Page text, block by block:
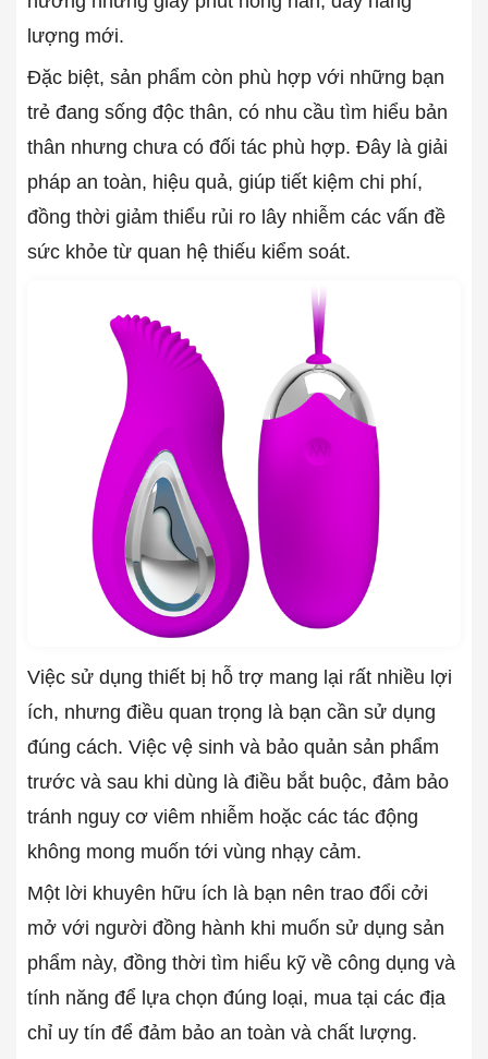
lượng mới.
Đặc biệt, sản phẩm còn phù hợp với những bạn
trẻ đang sống độc thân, có nhu cầu tìm hiểu bản
thân nhưng chưa có đối tác phù hợp. Đây là giải
pháp an toàn, hiệu quả, giúp tiết kiệm chi phí,
đồng thời giảm thiểu rủi ro lây nhiễm các vấn đề
sức khỏe từ quan hệ thiếu kiểm soát.
Việc sử dụng thiết bị hỗ trợ mang lại rất nhiều lợi
ích, nhưng điều quan trọng là bạn cần sử dụng
đúng cách. Việc vệ sinh và bảo quản sản phẩm
trước và sau khi dùng là điều bắt buộc, đảm bảo
tránh nguy cơ viêm nhiễm hoặc các tác động
không mong muốn tới vùng nhạy cảm.
Một lời khuyên hữu ích là bạn nên trao đổi cởi
mở với người đồng hành khi muốn sử dụng sản
phẩm này, đồng thời tìm hiểu kỹ về công dụng và
tính năng để lựa chọn đúng loại, mua tại các địa
chỉ uy tín để đảm bảo an toàn và chất lượng.